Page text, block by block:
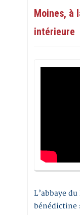
Moines, à
intérieure
L’abbaye
bénédictine